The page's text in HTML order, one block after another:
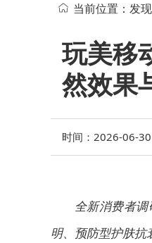
控
当前位置： 发
玩美移
然效果
时间：2026-06-
全新消费者
明、预防型护肤抗